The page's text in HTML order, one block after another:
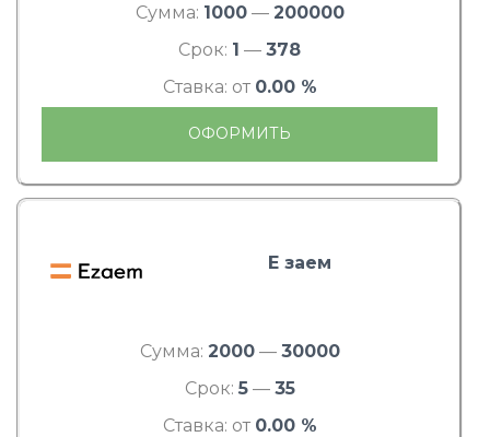
Сумма: 1000— 200000
Срок: 1 — 378
Ставка: от 0.00 %
ОФОРМИТЬ
Е заем
Сумма: 2000— 30000
Срок: 5— 35
Ставка: от 0.00 %